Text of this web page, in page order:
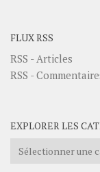
FLUX RSS
RSS - Articles
RSS -
EXPLORER LES
Explorer